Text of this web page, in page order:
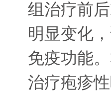
组治疗前后
明显变化
免疫功能
治疗疱疹